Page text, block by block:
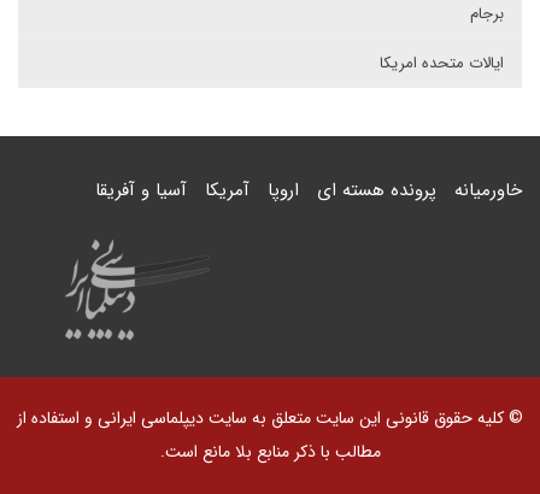
برجام
ایالات متحده امریکا
خاورمیانه پرونده هسته ای اروپا آمریکا آسیا و آفریقا
© کلیه حقوق قانونی این سایت متعلق به سایت دیپلماسی ایرانی و استفاده از
مطالب با ذکر منابع بلا مانع است.